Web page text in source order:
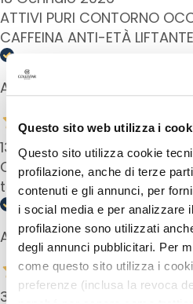
Questo sito web utilizza i
Questo sito utilizza cookie
profilazione, anche di terze
contenuti e gli annunci, per
i social media e per analizzare
profilazione sono utilizzati
degli annunci pubblicitari. Per
come questo sito utilizza i
preferenze (inclusa la revoca
t
i
i
e
i
e
A
t
t
i
v
ATTIVI PURI CONTORNO
CAFFEINA ANTI-ETÀ
Acquirente verificato
13 Luglio 2024
Ottimo dopo i weekend
tornare al lavoro al meglio
Acquirente verificato
30 Novembre 2023